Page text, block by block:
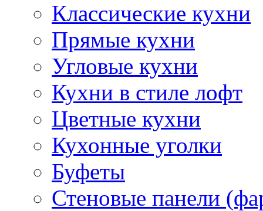
Классические кухни
Прямые кухни
Угловые кухни
Кухни в стиле лофт
Цветные кухни
Кухонные уголки
Буфеты
Стеновые панели